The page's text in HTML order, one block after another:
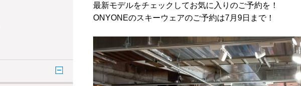
最新モデルをチェックしてお気に入りのご予約を！
ONYONEのスキーウェアのご予約は7月9日まで！